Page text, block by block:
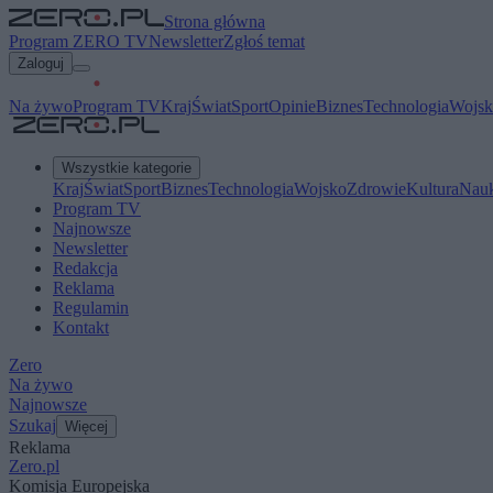
Strona główna
Program ZERO TVNewsletterZgłoś temat
Zaloguj
Na żywoProgram TVKrajŚwiatSportOpinieBiznesTechnologia
Wszystkie kategorie
KrajŚwiatSportBiznesTechnologiaWojskoZdrowieKultura
Program TV
Najnowsze
Newsletter
Redakcja
Reklama
Regulamin
Kontakt
Zero
Na żywo
Najnowsze
Szukaj Więcej
Reklama
Zero.pl
Komisja Europejska